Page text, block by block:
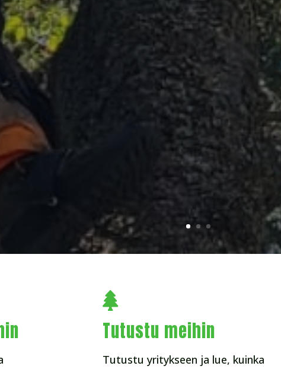

Tutustu meihin
Tutustu yritykseen ja lue, kuinka